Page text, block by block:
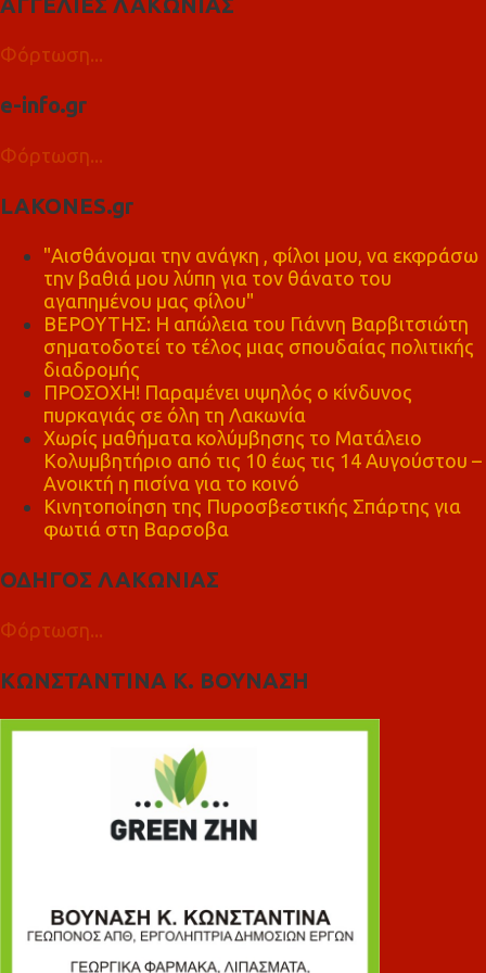
Φόρτωση...
e-info.gr
Φόρτωση...
LAKONES.gr
"Αισθάνομαι την ανάγκη , φίλοι μου, να εκφράσω
την βαθιά μου λύπη για τον θάνατο του
αγαπημένου μας φίλου"
ΒΕΡΟΥΤΗΣ: Η απώλεια του Γιάννη Βαρβιτσιώτη
σηματοδοτεί το τέλος μιας σπουδαίας πολιτικής
διαδρομής
ΠΡΟΣΟΧΗ! Παραμένει υψηλός ο κίνδυνος
πυρκαγιάς σε όλη τη Λακωνία
Χωρίς μαθήματα κολύμβησης το Ματάλειο
Κολυμβητήριο από τις 10 έως τις 14 Αυγούστου –
Ανοικτή η πισίνα για το κοινό
Κινητοποίηση της Πυροσβεστικής Σπάρτης για
φωτιά στη Βαρσοβα
ΟΔΗΓΟΣ ΛΑΚΩΝΙΑΣ
Φόρτωση...
ΚΩΝΣΤΑΝΤΙΝΑ Κ. ΒΟΥΝΑΣΗ